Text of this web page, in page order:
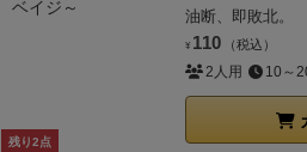
残り2点
油断、即敗北。
¥ 110 （税込）
2人用 10～